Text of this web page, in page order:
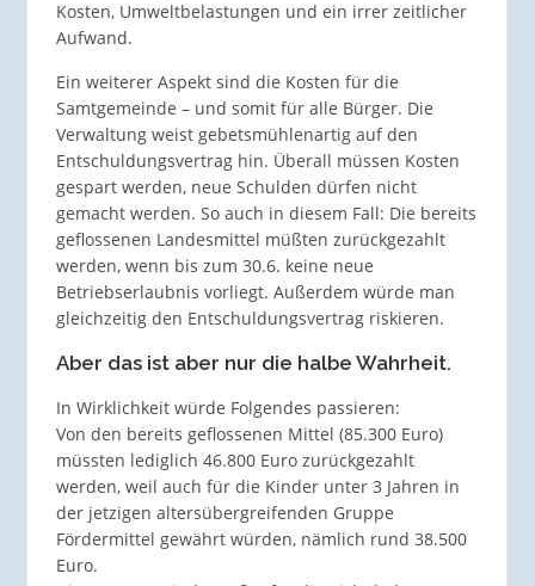
Kosten, Umweltbelastungen und ein irrer zeitlicher
Aufwand.
Ein weiterer Aspekt sind die Kosten für die
Samtgemeinde – und somit für alle Bürger. Die
Verwaltung weist gebetsmühlenartig auf den
Entschuldungsvertrag hin. Überall müssen Kosten
gespart werden, neue Schulden dürfen nicht
gemacht werden. So auch in diesem Fall: Die bereits
geflossenen Landesmittel müßten zurückgezahlt
werden, wenn bis zum 30.6. keine neue
Betriebserlaubnis vorliegt. Außerdem würde man
gleichzeitig den Entschuldungsvertrag riskieren.
Aber das ist aber nur die halbe Wahrheit.
In Wirklichkeit würde Folgendes passieren:
Von den bereits geflossenen Mittel (85.300 Euro)
müssten lediglich 46.800 Euro zurückgezahlt
werden, weil auch für die Kinder unter 3 Jahren in
der jetzigen altersübergreifenden Gruppe
Fördermittel gewährt würden, nämlich rund 38.500
Euro.